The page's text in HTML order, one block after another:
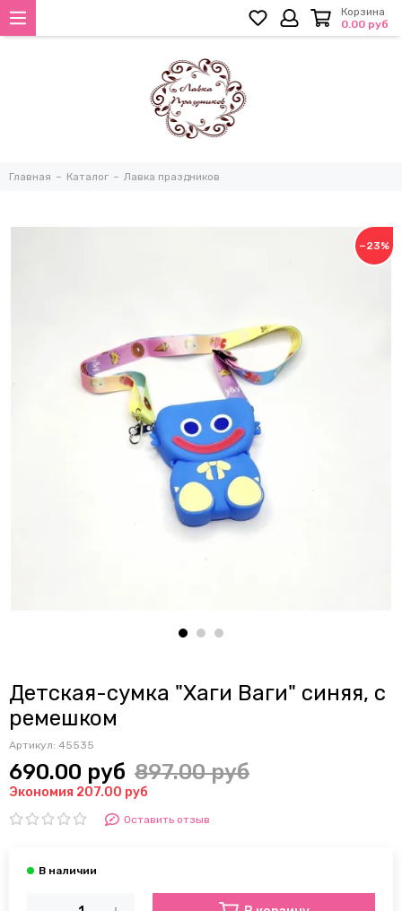
Корзина
0.00 руб
Главная Каталог Лавка праздников
−23%
Детская-сумка "Хаги Ваги" синяя, с
ремешком
Артикул: 45535
690.00 руб 897.00 руб
Экономия 207.00 руб
Оставить отзыв